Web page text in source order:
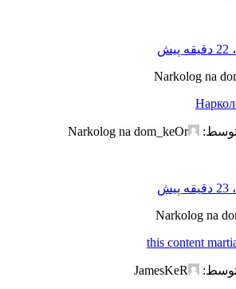
Narkolog na
توسط:
Narkolog na dom_keOr
Narkolog na
this content
توسط:
JamesKeR